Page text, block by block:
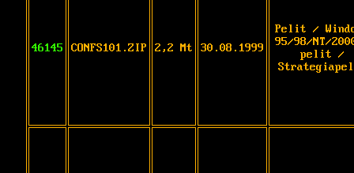
46145 CONFS101.ZIP 2,2 Mt 30.08.1999
Pelit /
95/98/NT/
pelit /